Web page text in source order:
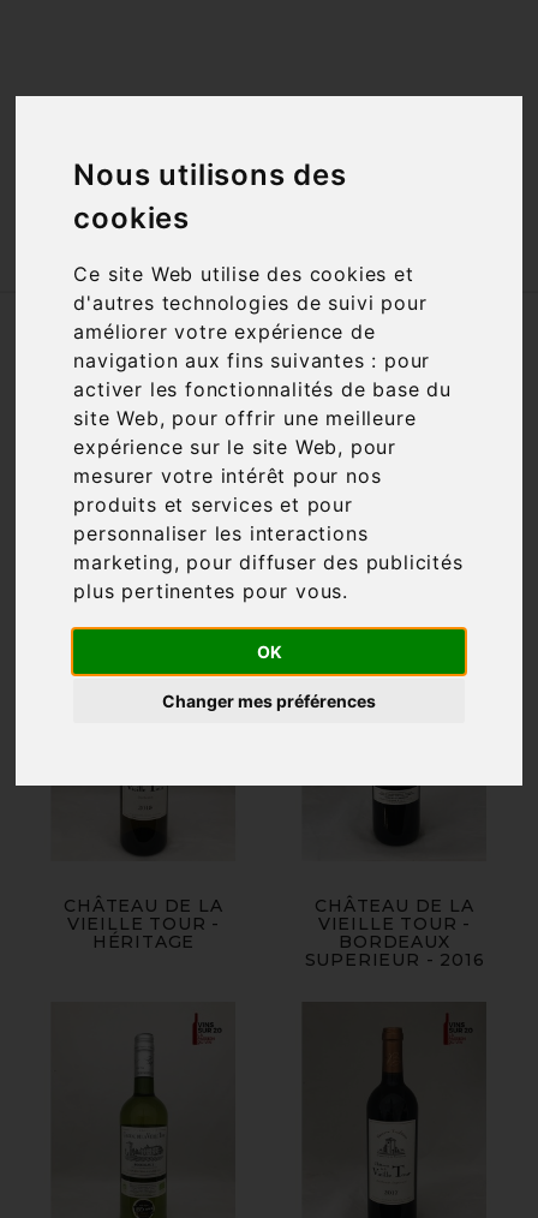
Nous utilisons des
cookies
Ce site Web utilise des cookies et
d'autres technologies de suivi pour
améliorer votre expérience de
navigation aux fins suivantes : pour
activer les fonctionnalités de base du
site Web, pour offrir une meilleure
expérience sur le site Web, pour
mesurer votre intérêt pour nos
produits et services et pour
personnaliser les interactions
marketing, pour diffuser des publicités
plus pertinentes pour vous.
OK
Changer mes préférences
Accueil Vins Région Bordeaux
 Filtre 8 articles
Pertinence
CHÂTEAU DE LA
VIEILLE TOUR -
HÉRITAGE
CHÂTEAU DE LA
VIEILLE TOUR -
BORDEAUX
SUPERIEUR - 2016